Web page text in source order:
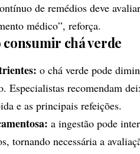
de remédios deve
médico”, reforça.
consumir chá verde
o chá verde pode
Especialistas recomendam
e as principais refeições.
a ingestão pode
tornando necessária a